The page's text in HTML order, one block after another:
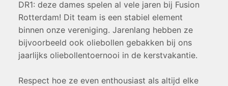
DR1: deze dames spelen al vele jaren bij Fusion
Rotterdam! Dit team is een stabiel element
binnen onze vereniging. Jarenlang hebben ze
bijvoorbeeld ook oliebollen gebakken bij ons
jaarlijks oliebollentoernooi in de kerstvakantie.
Respect hoe ze even enthousiast als altijd elke